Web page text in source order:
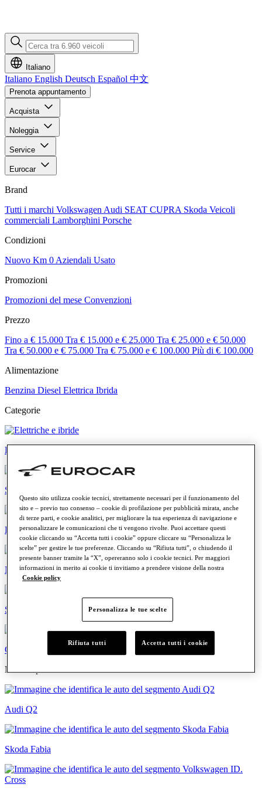
Italiano
Italiano English Deutsch Español 中文
Prenota appuntamento
Acquista
Noleggia
Service
Eurocar
Brand
Tutti i marchi Volkswagen Audi SEAT CUPRA Skoda Veicoli
commerciali Lamborghini Porsche
Condizioni
Nuovo Km 0 Aziendali Usato
Promozioni
Promozioni del mese Convenzioni
Prezzo
Fino a € 15.000 Tra € 15.000 e € 25.000 Tra € 25.000 e € 50.000
Tra € 50.000 e € 75.000 Tra € 75.000 e € 100.000 Più di € 100.000
Alimentazione
Benzina Diesel Elettrica Ibrida
Categorie
Elettriche e ibride
SUV e crossover
Familiari
Neopatentati
Sportive
Commerciali
Modelli più cercati
Audi Q2
Skoda Fabia
Questo sito utilizza cookie tecnici, strettamente necessari per il funzionamento del
sito e – previo tuo consenso – cookie di profilazione per pubblicità mirata, anche
di terze parti, e cookie analitici, per migliorare la tua esperienza di navigazione e
personalizzare le comunicazioni che ti vengono rivolte. Puoi accettare questi
cookie cliccando su “Accetta tutti i cookie” oppure cliccare su “Personalizza le
scelte” per gestire le tue preferenze. Cliccando su “Rifiuta tutti”, o chiudendo il
presente banner tramite la “X”, opereranno solo i cookie tecnici. Per maggiori
informazioni in merito ai cookie ti invitiamo a prendere visione della nostra
Cookie policy
Personalizza le tue scelte
Rifiuta tutti Accetta tutti i cookie